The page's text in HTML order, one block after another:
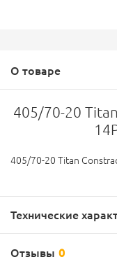
О товаре
405/70-20
405/70-20 Titan
Технические
Отзывы 0